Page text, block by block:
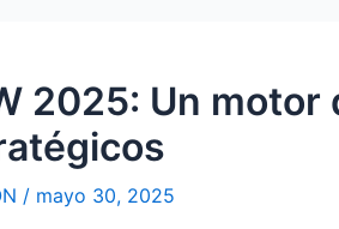
2025: Un
/ mayo 30, 2025